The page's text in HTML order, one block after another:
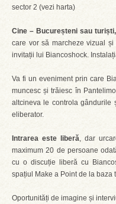
sector 2 (vezi harta)
Cine – Bucureșteni sau
care vor să marcheze vizual
invitații lui Biancoshock.
Va fi un eveniment prin care
muncesc și trăiesc în
altcineva le controla gândurile
eliberator.
Intrarea este liberă, dar
maximum 20 de persoane
cu o discuție liberă cu
spațiul Make a Point de la baza
Oportunități de imagine și